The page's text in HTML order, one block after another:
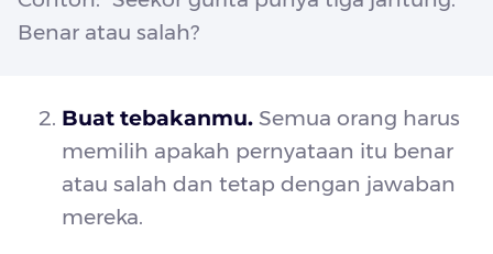
Benar atau salah?
Buat tebakanmu. Semua orang harus
memilih apakah pernyataan itu benar
atau salah dan tetap dengan jawaban
mereka.